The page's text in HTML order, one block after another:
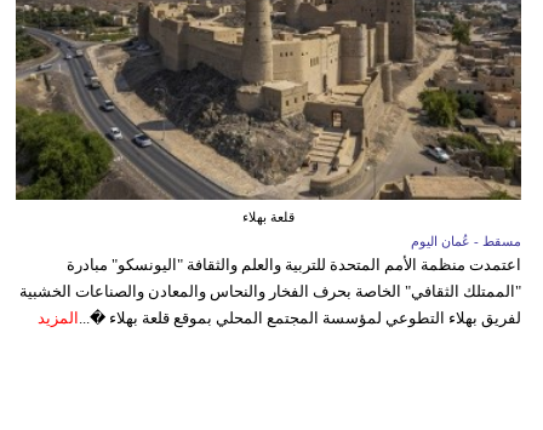
قلعة بهلاء
مسقط - عُمان اليوم
اعتمدت منظمة الأمم المتحدة للتربية والعلم والثقافة "اليونسكو" مبادرة
"الممتلك الثقافي" الخاصة بحرف الفخار والنحاس والمعادن والصناعات الخشبية
لفريق بهلاء التطوعي لمؤسسة المجتمع المحلي بموقع قلعة بهلاء �... المزيد